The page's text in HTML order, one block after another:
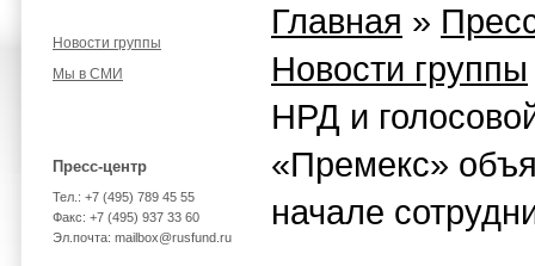
Новости группы
Мы в СМИ
Пресс-центр
Тел.: +7 (495) 789 45 55
Факс: +7 (495) 937 33 60
Эл.почта: mailbox@rusfund.ru
Главная »
Новости группы
НРД и
«Премекс»
начале